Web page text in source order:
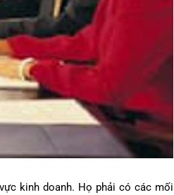
kinh doanh. Họ phải có các mối